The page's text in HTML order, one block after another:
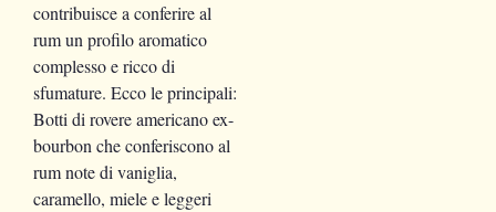
contribuisce a conferire al
rum un profilo aromatico
complesso e ricco di
sfumature. Ecco le principali:
Botti di rovere americano ex-
bourbon che conferiscono al
rum note di vaniglia,
caramello, miele e leggeri